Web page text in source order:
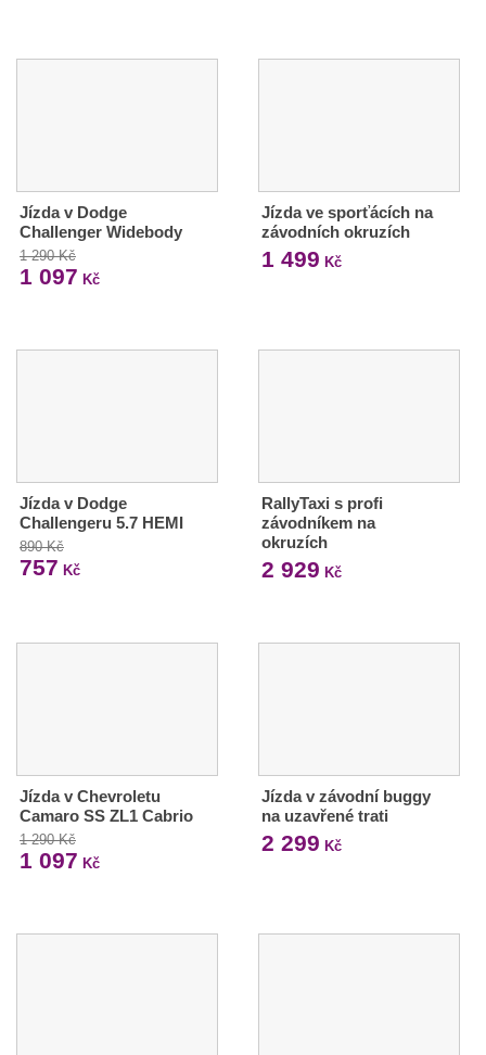
Jízda v Dodge
Challenger Widebody
1 290 Kč
1 097 Kč
Jízda ve sporťácích na
závodních okruzích
1 499 Kč
Jízda v Dodge
Challengeru 5.7 HEMI
890 Kč
757 Kč
RallyTaxi s profi
závodníkem na
okruzích
2 929 Kč
Jízda v Chevroletu
Camaro SS ZL1 Cabrio
1 290 Kč
1 097 Kč
Jízda v závodní buggy
na uzavřené trati
2 299 Kč